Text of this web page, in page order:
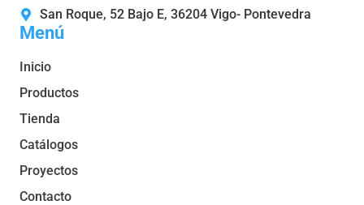
Menú
Inicio
Productos
Tienda
Catálogos
Proyectos
Contacto
San Roque, 52 Bajo E, 36204 Vigo- Pontevedra